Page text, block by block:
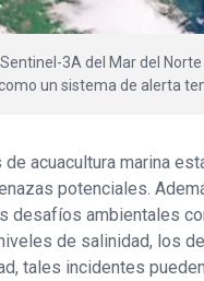
3A del Mar del
un sistema de alerta
acuacultura marina
potenciales.
desafíos ambientales
de salinidad, los
tales incidentes